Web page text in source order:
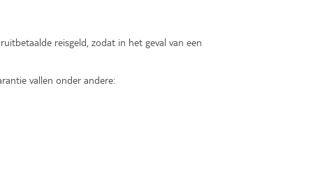
reisgeld, zodat in het geval van een
vallen onder andere: